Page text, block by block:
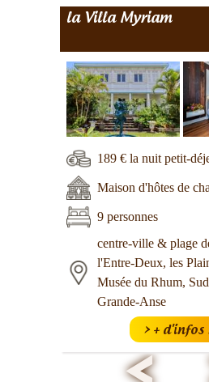
la Villa Myriam
189 € la nuit petit-
Maison d'hôtes de
9 personnes
centre-ville & plage
l'Entre-Deux, les
Musée du Rhum,
Grande-Anse
> + d'infos